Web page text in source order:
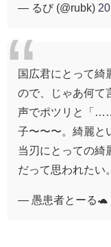
— るび (@rubk)
国広君にとって綺
ので、じゃあ何て
声でポツリと「
子〜〜〜。綺麗と
当刃にとっての綺
だって思われたい。
— 愚患者とーる🐢